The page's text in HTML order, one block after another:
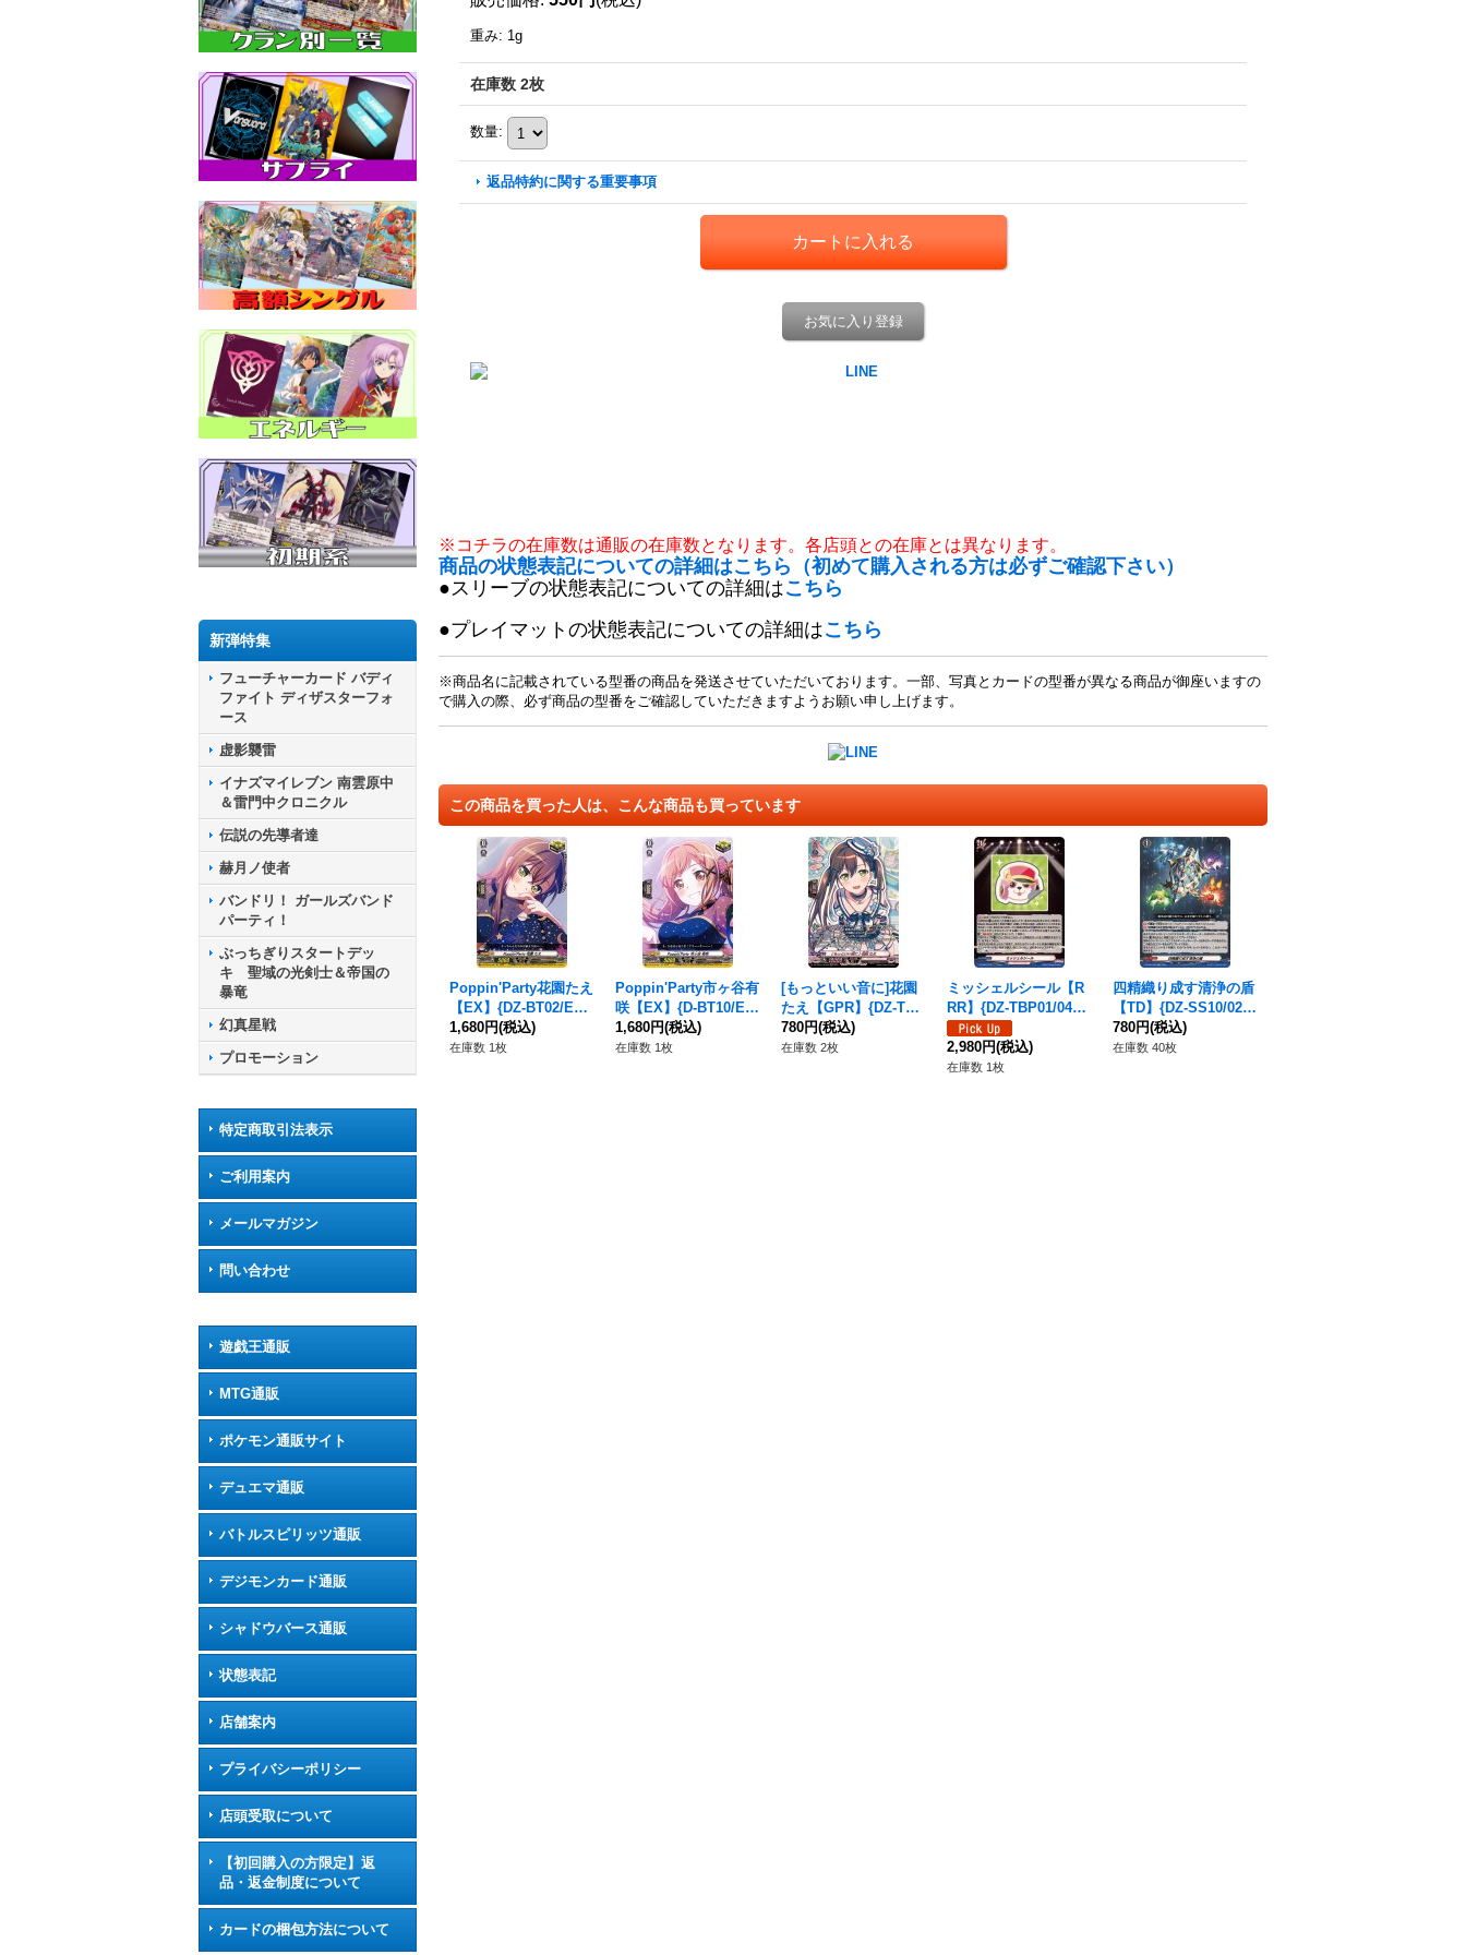
新弾特集
フューチャーカード バディ
ファイト ディザスターフォ
ース
虚影襲雷
イナズマイレブン 南雲原中
＆雷門中クロニクル
伝説の先導者達
赫月ノ使者
バンドリ！ ガールズバンド
パーティ！
ぶっちぎりスタートデッ
キ 聖域の光剣士＆帝国の
暴竜
幻真星戦
プロモーション
特定商取引法表示
ご利用案内
メールマガジン
問い合わせ
遊戯王通販
MTG通販
ポケモン通販サイト
デュエマ通販
バトルスピリッツ通販
デジモンカード通販
シャドウバース通販
状態表記
店舗案内
プライバシーポリシー
店頭受取について
【初回購入の方限定】返
品・返金制度について
カードの梱包方法について
重み: 1g
在庫数 2枚
数量:
返品特約に関する重要事項
お気に入り登録
※コチラの在庫数は通販の在庫数となります。各店頭との在庫とは異なります。
商品の状態表記についての詳細はこちら（初めて購入される方は必ずご確認下さい）
●スリーブの状態表記についての詳細はこちら
●プレイマットの状態表記についての詳細はこちら
※商品名に記載されている型番の商品を発送させていただいております。一部、写真とカードの型番が異なる商品が御座いますの
で購入の際、必ず商品の型番をご確認していただきますようお願い申し上げます。
この商品を買った人は、こんな商品も買っています
Poppin'Party花園たえ
【EX】{DZ-BT02/EX0
2}《その他》
1,680円(税込)
在庫数 1枚
Poppin'Party市ヶ谷有
咲【EX】{D-BT10/EX
05}《その他》
1,680円(税込)
在庫数 1枚
[もっといい音に]花園
たえ【GPR】{DZ-TBP
01/GPR02}《BanGDr
eam!》
780円(税込)
在庫数 2枚
ミッシェルシール【R
RR】{DZ-TBP01/042}
《BanGDream!》
2,980円(税込)
在庫数 1枚
四精織り成す清浄の盾
【TD】{DZ-SS10/020}
《その他》
780円(税込)
在庫数 40枚